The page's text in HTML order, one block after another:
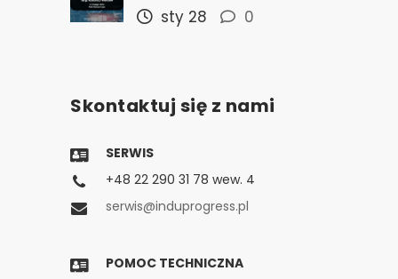
sty 28 0
Skontaktuj się z nami
SERWIS
+48 22 290 31 78 wew. 4
serwis@induprogress.pl
POMOC TECHNICZNA